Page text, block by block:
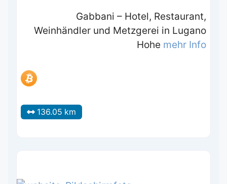
Gabbani – Hotel, Restaurant,
Weinhändler und Metzgerei in Lugano
Hohe mehr Info
136.05 km